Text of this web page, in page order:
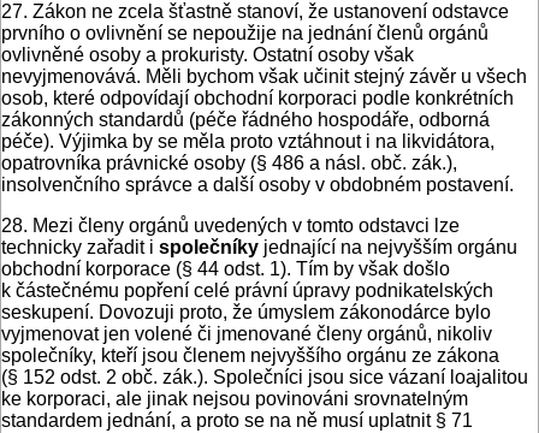
27. Zákon ne zcela šťastně stanoví, že ustanovení odstavce
prvního o ovlivnění se nepoužije na jednání členů orgánů
ovlivněné osoby a prokuristy. Ostatní osoby však
nevyjmenovává. Měli bychom však učinit stejný závěr u všech
osob, které odpovídají obchodní korporaci podle konkrétních
zákonných standardů (péče řádného hospodáře, odborná
péče). Výjimka by se měla proto vztáhnout i na likvidátora,
opatrovníka právnické osoby (§ 486 a násl. obč. zák.),
insolvenčního správce a další osoby v obdobném postavení.
28. Mezi členy orgánů uvedených v tomto odstavci lze
technicky zařadit i společníky jednající na nejvyšším orgánu
obchodní korporace (§ 44 odst. 1). Tím by však došlo
k částečnému popření celé právní úpravy podnikatelských
seskupení. Dovozuji proto, že úmyslem zákonodárce bylo
vyjmenovat jen volené či jmenované členy orgánů, nikoliv
společníky, kteří jsou členem nejvyššího orgánu ze zákona
(§ 152 odst. 2 obč. zák.). Společníci jsou sice vázaní loajalitou
ke korporaci, ale jinak nejsou povinováni srovnatelným
standardem jednání, a proto se na ně musí uplatnit § 71